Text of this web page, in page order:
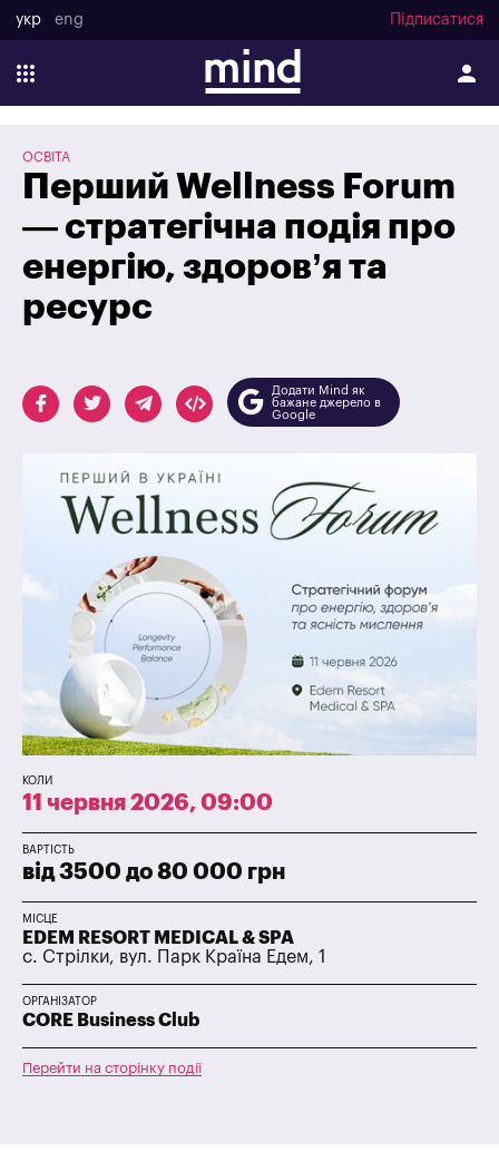
укр eng Підписатися
ОСВІТА
Перший Wellness Forum
— стратегічна подія про
енергію, здоров’я та
ресурс
Додати Mind як
бажане джерело в
Google
КОЛИ
11 червня 2026, 09:00
ВАРТІСТЬ
від 3500 до 80 000 грн
МІСЦЕ
EDEM RESORT MEDICAL & SPA
с. Стрілки, вул. Парк Країна Едем, 1
ОРГАНІЗАТОР
CORE Business Club
Перейти на сторінку події